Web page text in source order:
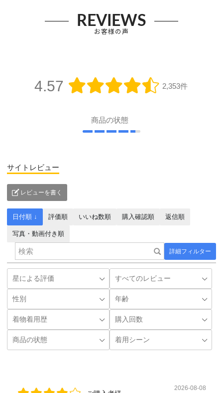
REVIEWS
お客様の声
4.57 2,353件
商品の状態
サイトレビュー
レビューを書く
詳細フィルター
日付順 ↓ 評価順 いいね数順 購入確認順 返信順
写真・動画付き順
2026-08-08